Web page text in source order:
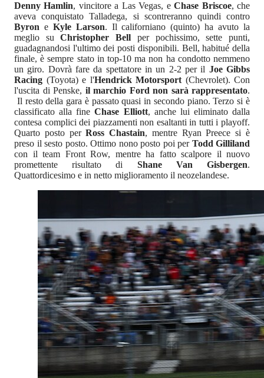
Denny Hamlin, vincitore a Las Vegas, eChase Briscoe, che
aveva conquistato Talladega, si scontreranno quindi contro
Byron e Kyle Larson. Il californiano (quinto) ha avuto la
meglio suChristopher Bell per pochissimo, sette punti,
guadagnandosi l'ultimo dei posti disponibili. Bell, habitué della
finale, è sempre stato in top-10 ma non ha condotto nemmeno
un giro. Dovrà fare da spettatore in un 2-2 per il Joe Gibbs
Racing (Toyota) e l'Hendrick Motorsport (Chevrolet). Con
l'uscita di Penske, il marchio Ford non sarà rappresentato.
Il resto della gara è passato quasi in secondo piano. Terzo si è
classificato alla fineChase Elliott, anche lui eliminato dalla
contesa complici dei piazzamenti non esaltanti in tutti i playoff.
Quarto posto perRoss Chastain, mentre Ryan Preece si è
preso il sesto posto. Ottimo nono posto poi per Todd Gilliland
con il team Front Row, mentre ha fatto scalpore il nuovo
promettente risultato di Shane Van Gisbergen.
Quattordicesimo e in netto miglioramento il neozelandese.